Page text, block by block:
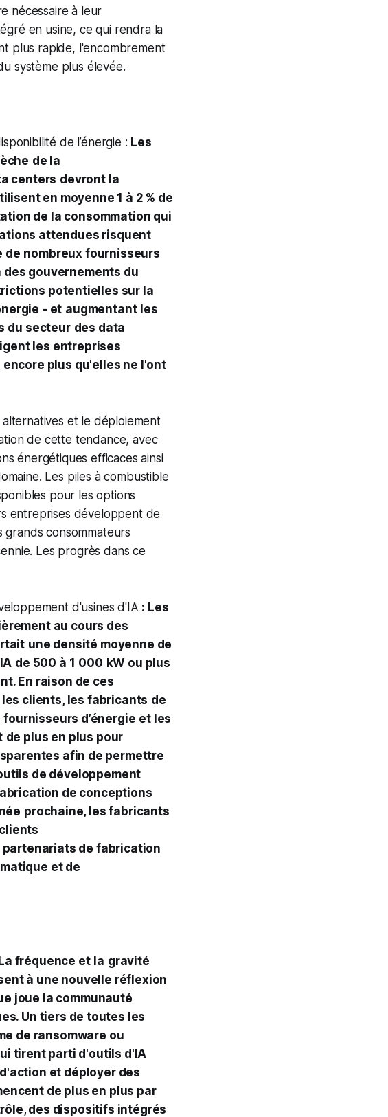
nécessaire à leur
en usine, ce qui rendra la
plus rapide, l'encombrement
système plus élevée.
de l’énergie : Les
de la
centers devront la
en moyenne 1 à 2 % de
de la consommation qui
attendues risquent
de nombreux fournisseurs
gouvernements du
potentielles sur la
- et augmentant les
du secteur des data
les entreprises
encore plus qu'elles ne l'ont
et le déploiement
de cette tendance, avec
énergétiques efficaces ainsi
Les piles à combustible
pour les options
entreprises développent de
consommateurs
Les progrès dans ce
d'usines d'IA : Les
au cours des
une densité moyenne de
de 500 à 1 000 kW ou plus
En raison de ces
clients, les fabricants de
fournisseurs d’énergie et les
de plus en plus pour
afin de permettre
de développement
de conceptions
prochaine, les fabricants
partenariats de fabrication
et de
La fréquence et la gravité
à une nouvelle réflexion
joue la communauté
Un tiers de toutes les
de ransomware ou
tirent parti d'outils d'IA
et déployer des
de plus en plus par
des dispositifs intégrés